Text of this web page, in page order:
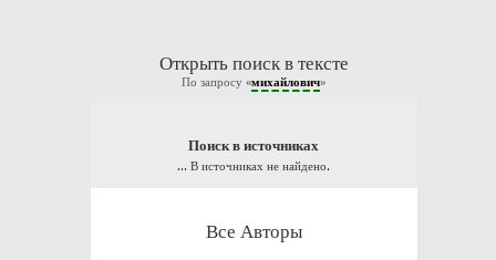
Открыть поиск в тексте
По запросу «михайлович»
Поиск в источниках
... В источниках не найдено.
Все Авторы